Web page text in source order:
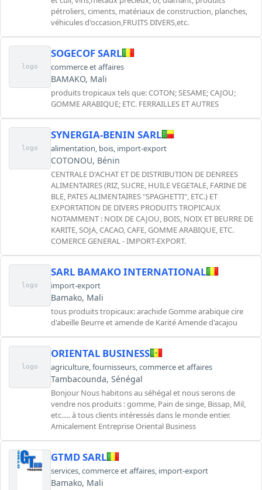
pétroliers, ciments, matériaux de construction, planches,
véhicules d'occasion,FRUITS DIVERS,etc.
logo
SOGECOF SARL
commerce et affaires
BAMAKO, Mali
produits tropicaux tels que: COTON; SESAME; CAJOU;
GOMME ARABIQUE; ETC. FERRAILLES ET AUTRES
logo
SYNERGIA-BENIN SARL
alimentation, bois, import-export
COTONOU, Bénin
CENTRALE D'ACHAT ET DE DISTRIBUTION DE DENREES
ALIMENTAIRES (RIZ, SUCRE, HUILE VEGETALE, FARINE DE
BLE, PATES ALIMENTAIRES "SPAGHETTI", ETC.) ET
EXPORTATION DE DIVERS PRODUITS TROPICAUX
NOTAMMENT : NOIX DE CAJOU, BOIS, NOIX ET BEURRE DE
KARITE, SOJA, CACAO, CAFE, GOMME ARABIQUE, ETC.
COMERCE GENERAL - IMPORT-EXPORT.
logo
SARL BAMAKO INTERNATIONAL
import-export
Bamako, Mali
tous produits tropicaux: arachide Gomme arabique cire
d'abeille Beurre et amende de Karité Amende d'acajou
logo
ORIENTAL BUSINESS
agriculture,fournisseurs,commerce et affaires
Tambacounda, Sénégal
Bonjour Nous habitons au séhégal et nous serons de
vendre nos produits : gomme, Pain de singe, Bissap, Mil,
etc..... à tous clients intéressés dans le monde entier.
Amicalement Entreprise Oriental Business
GTMD SARL
services,commerce et affaires, import-export
Bamako, Mali